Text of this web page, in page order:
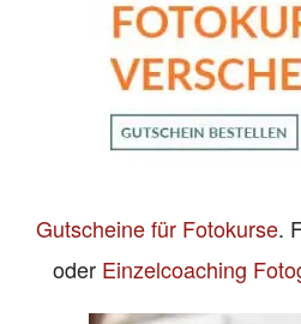
Gutscheine für Fotokurse.
oder Einzelcoaching